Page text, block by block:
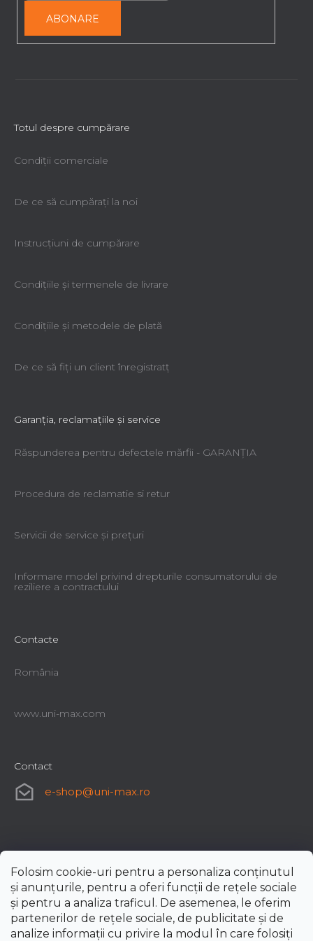
Folosim cookie-uri pentru a personaliza conținutul
și anunțurile, pentru a oferi funcții de rețele sociale
și pentru a analiza traficul. De asemenea, le oferim
partenerilor de rețele sociale, de publicitate și de
analize informații cu privire la modul în care folosiți
ABONARE
Totul despre cumpărare
Condiții comerciale
De ce să cumpăraţi la noi
Instrucțiuni de cumpărare
Condiţiile şi termenele de livrare
Condiţiile şi metodele de plată
De ce să fiţi un client înregistratţ
Garanţia, reclamaţiile şi service
Răspunderea pentru defectele mărfii - GARANŢIA
Procedura de reclamatie si retur
Servicii de service şi preţuri
Informare model privind drepturile consumatorului de
reziliere a contractului
Contacte
România
www.uni-max.com
Contact
e-shop@uni-max.ro